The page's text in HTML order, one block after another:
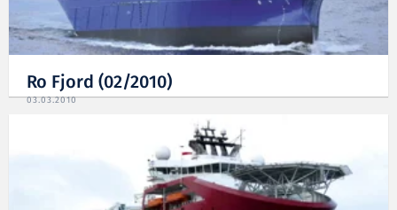
Ro Fjord (02/2010)
03.03.2010